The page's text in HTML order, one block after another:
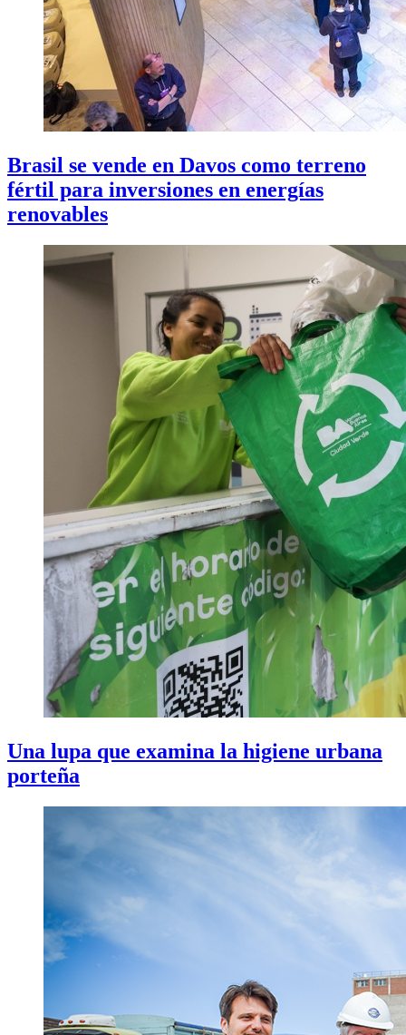
Brasil se vende en Davos como terreno
fértil para inversiones en energías
renovables
Una lupa que examina la higiene urbana
porteña